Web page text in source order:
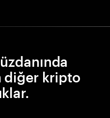
diğer kripto